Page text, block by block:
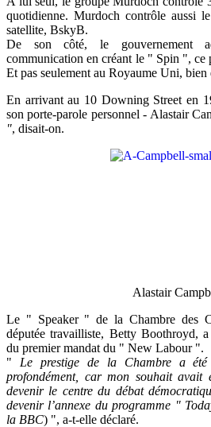
quotidienne. Murdoch contrôle aussi
satellite, BskyB.
De son côté, le gouvernement
communication en créant le " Spin ",
Et pas seulement au Royaume Uni, bien
En arrivant au 10 Downing Street en
son porte-parole personnel - Alastair
", disait-on.
Alastair
Le " Speaker " de la Chambre des
députée travailliste, Betty Boothroyd,
du premier mandat du " New Labour ".
" Le prestige de la Chambre a
profondément, car mon souhait avait
devenir le centre du débat
devenir l’annexe du programme "
la BBC) ", a-t-elle déclaré.